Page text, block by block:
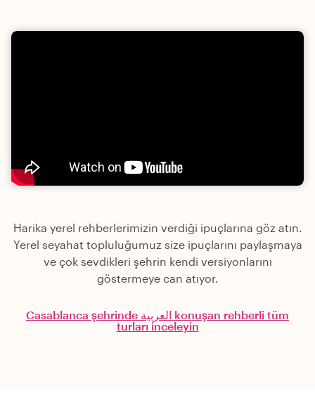
Harika yerel rehberlerimizin verdiği ipuçlarına göz atın.
Yerel seyahat topluluğumuz size ipuçlarını paylaşmaya
ve çok sevdikleri şehrin kendi versiyonlarını
göstermeye can atıyor.
Casablanca şehrinde العربية konuşan rehberli tüm
turları inceleyin